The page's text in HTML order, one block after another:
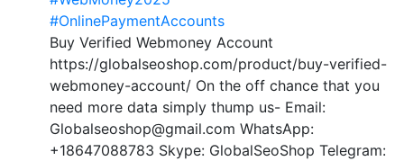
#OnlinePaymentAccounts
Buy Verified Webmoney Account
https://globalseoshop.com/product/buy-verified-
webmoney-account/ On the off chance that you
need more data simply thump us- Email:
Globalseoshop@gmail.com WhatsApp:
+18647088783 Skype: GlobalSeoShop Telegram: